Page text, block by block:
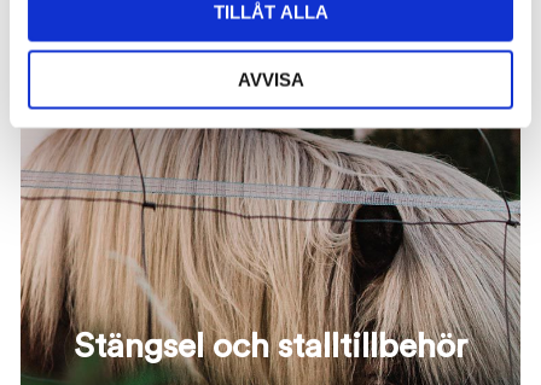
TILLÅT ALLA
AVVISA
olika
alternativen
kan
väljas
på
produktsidan
olika
kan
väljas
på
Stängsel och stalltillbehör